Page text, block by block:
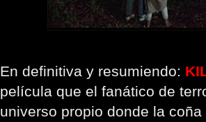
En definitiva y resumiendo:
película que el fanático de
universo propio donde la